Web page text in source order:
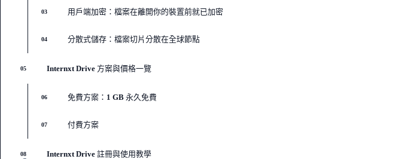
03 用戶端加密：檔案在離開你的裝置前就已加密
04 分散式儲存：檔案切片分散在全球節點
05 Internxt Drive 方案與價格一覽
06 免費方案：1 GB 永久免費
07 付費方案
08 Internxt Drive 註冊與使用教學